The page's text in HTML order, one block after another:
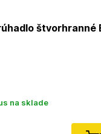
štvorhranné
na sklade